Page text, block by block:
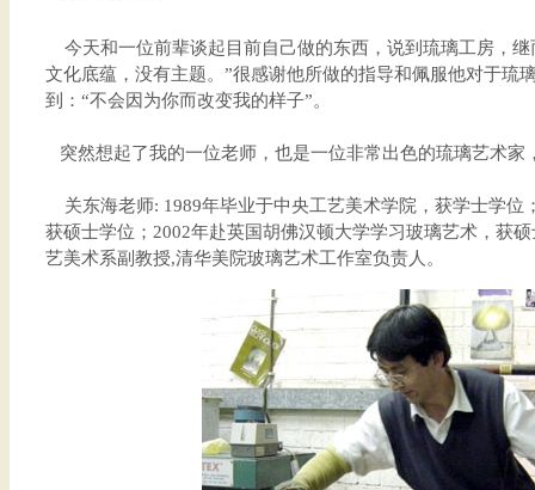
今天和一位前辈谈起目前自己做的东西，说到琉璃工房，继
文化底蕴，没有主题。”很感谢他所做的指导和佩服他对于琉
到：“不会因为你而改变我的样子”。
突然想起了我的一位老师，也是一位非常出色的琉璃艺术家
关东海老师: 1989年毕业于中央工艺美术学院，获学士学位
获硕士学位；2002年赴英国胡佛汉顿大学学习玻璃艺术，获
艺美术系副教授,清华美院玻璃艺术工作室负责人。